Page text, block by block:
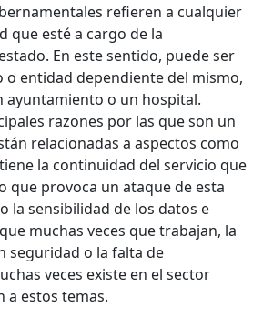
refieren a cualquier
que esté a cargo de la
En este sentido, puede ser
o entidad dependiente del mismo,
ayuntamiento o un hospital.
razones por las que son un
relacionadas a aspectos como
la continuidad del servicio que
que provoca un ataque de esta
la sensibilidad de los datos e
muchas veces que trabajan, la
seguridad o la falta de
veces existe en el sector
a estos temas.